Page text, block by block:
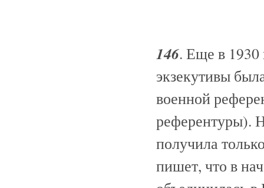
146. Еще в 1930
экзекутивы
военной
референтуры).
получила
пишет, что в